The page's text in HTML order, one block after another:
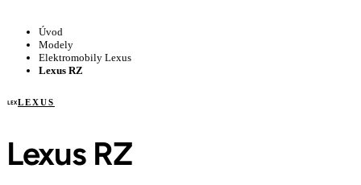
Úvod
Modely
Elektromobily Lexus
Lexus RZ
LEXLEXUS
Lexus RZ